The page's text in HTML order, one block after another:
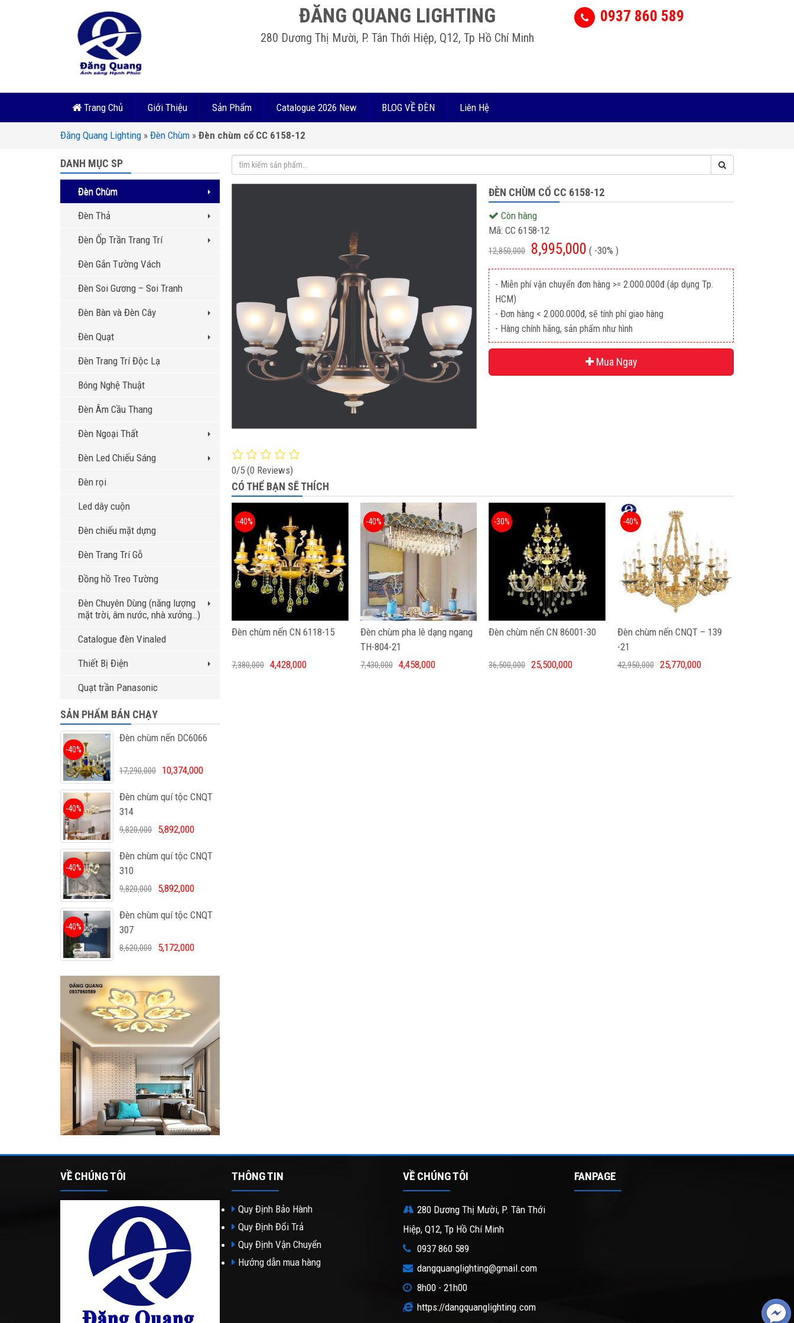
ĐĂNG QUANG LIGHTING
280 Dương Thị Mười, P. Tân Thới Hiệp, Q12, Tp Hồ Chí Minh
0937 860 589
Trang Chủ Giới Thiệu Sản Phẩm Catalogue 2026 New BLOG VỀ ĐÈN Liên Hệ
Đăng Quang Lighting » Đèn Chùm » Đèn chùm cổ CC 6158-12
ĐÈN CHÙM CỔ CC 6158-12
Còn hàng
Mã: CC 6158-12
12,850,000 8,995,000 ( -30% )
- Miễn phí vận chuyển đơn hàng >= 2.000.000đ (áp dụng Tp.
HCM)
- Đơn hàng < 2.000.000đ, sẽ tính phí giao hàng
- Hàng chính hãng, sản phẩm như hình
Mua Ngay
0/5 (0 Reviews)
CÓ THỂ BẠN SẼ THÍCH
Đèn chùm nến CN 6118-15
-40%
7,380,000 4,428,000
Đèn chùm pha lê dạng ngang
TH-804-21
-40%
7,430,000 4,458,000
Đèn chùm nến CN 86001-30
-30%
36,500,000 25,500,000
Đèn chùm nến CNQT – 139
-21
-40%
42,950,000 25,770,000
DANH MỤC SP
Đèn Chùm
Đèn Thả
Đèn Ốp Trần Trang Trí
Đèn Gắn Tường Vách
Đèn Soi Gương – Soi Tranh
Đèn Bàn và Đèn Cây
Đèn Quạt
Đèn Trang Trí Độc Lạ
Bóng Nghệ Thuật
Đèn Âm Cầu Thang
Đèn Ngoại Thất
Đèn Led Chiếu Sáng
Đèn rọi
Led dây cuộn
Đèn chiếu mặt dựng
Đèn Trang Trí Gỗ
Đồng hồ Treo Tường
Đèn Chuyên Dùng (năng lượng
mặt trời, âm nước, nhà xưởng…)
Catalogue đèn Vinaled
Thiết Bị Điện
Quạt trần Panasonic
SẢN PHẨM BÁN CHẠY
Đèn chùm nến DC6066
-40%
17,290,000 10,374,000
Đèn chùm quí tộc CNQT
314
-40%
9,820,000 5,892,000
Đèn chùm quí tộc CNQT
310
-40%
9,820,000 5,892,000
Đèn chùm quí tộc CNQT
307
-40%
8,620,000 5,172,000
VỀ CHÚNG TÔI THÔNG TIN
Quy Định Bảo Hành
Quy Định Đổi Trả
Quy Định Vận Chuyển
Hướng dẫn mua hàng
VỀ CHÚNG TÔI
280 Dương Thị Mười, P. Tân Thới
Hiệp, Q12, Tp Hồ Chí Minh
0937 860 589
dangquanglighting@gmail.com
8h00 - 21h00
https://dangquanglighting.com
FANPAGE